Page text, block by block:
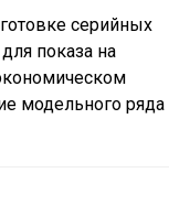
серийных
показа на
модельного ряда